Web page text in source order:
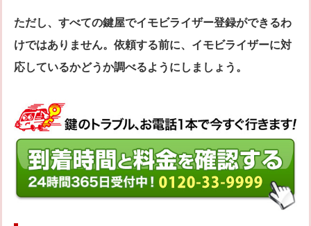
ただし、すべての鍵屋でイモビライザー登録ができるわ
けではありません。依頼する前に、イモビライザーに対
応しているかどうか調べるようにしましょう。